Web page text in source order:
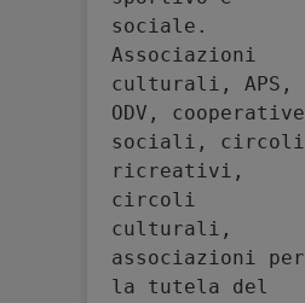
sociale.
Associazioni
culturali, APS,
ODV, cooperative
sociali, circoli
ricreativi,
circoli
culturali,
associazioni per
la tutela del